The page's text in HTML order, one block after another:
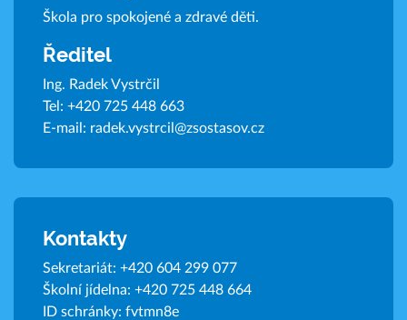
Škola pro spokojené a zdravé děti.
Ředitel
Ing. Radek Vystrčil
Tel: +420 725 448 663
E-mail: radek.vystrcil@zsostasov.cz
Kontakty
Sekretariát: +420 604 299 077
Školní jídelna: +420 725 448 664
ID schránky: fvtmn8e